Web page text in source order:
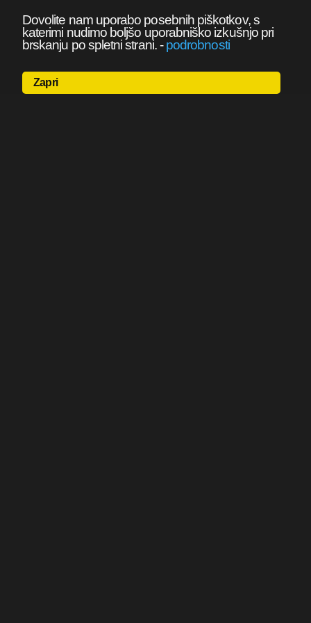
Dovolite nam uporabo posebnih piškotkov, s
katerimi nudimo boljšo uporabniško izkušnjo pri
brskanju po spletni strani.-podrobnosti
Zapri